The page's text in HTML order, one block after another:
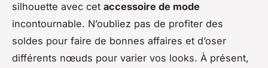
silhouette avec cet accessoire de mode
incontournable. N’oubliez pas de profiter des
soldes pour faire de bonnes affaires et d’oser
différents nœuds pour varier vos looks. À présent,